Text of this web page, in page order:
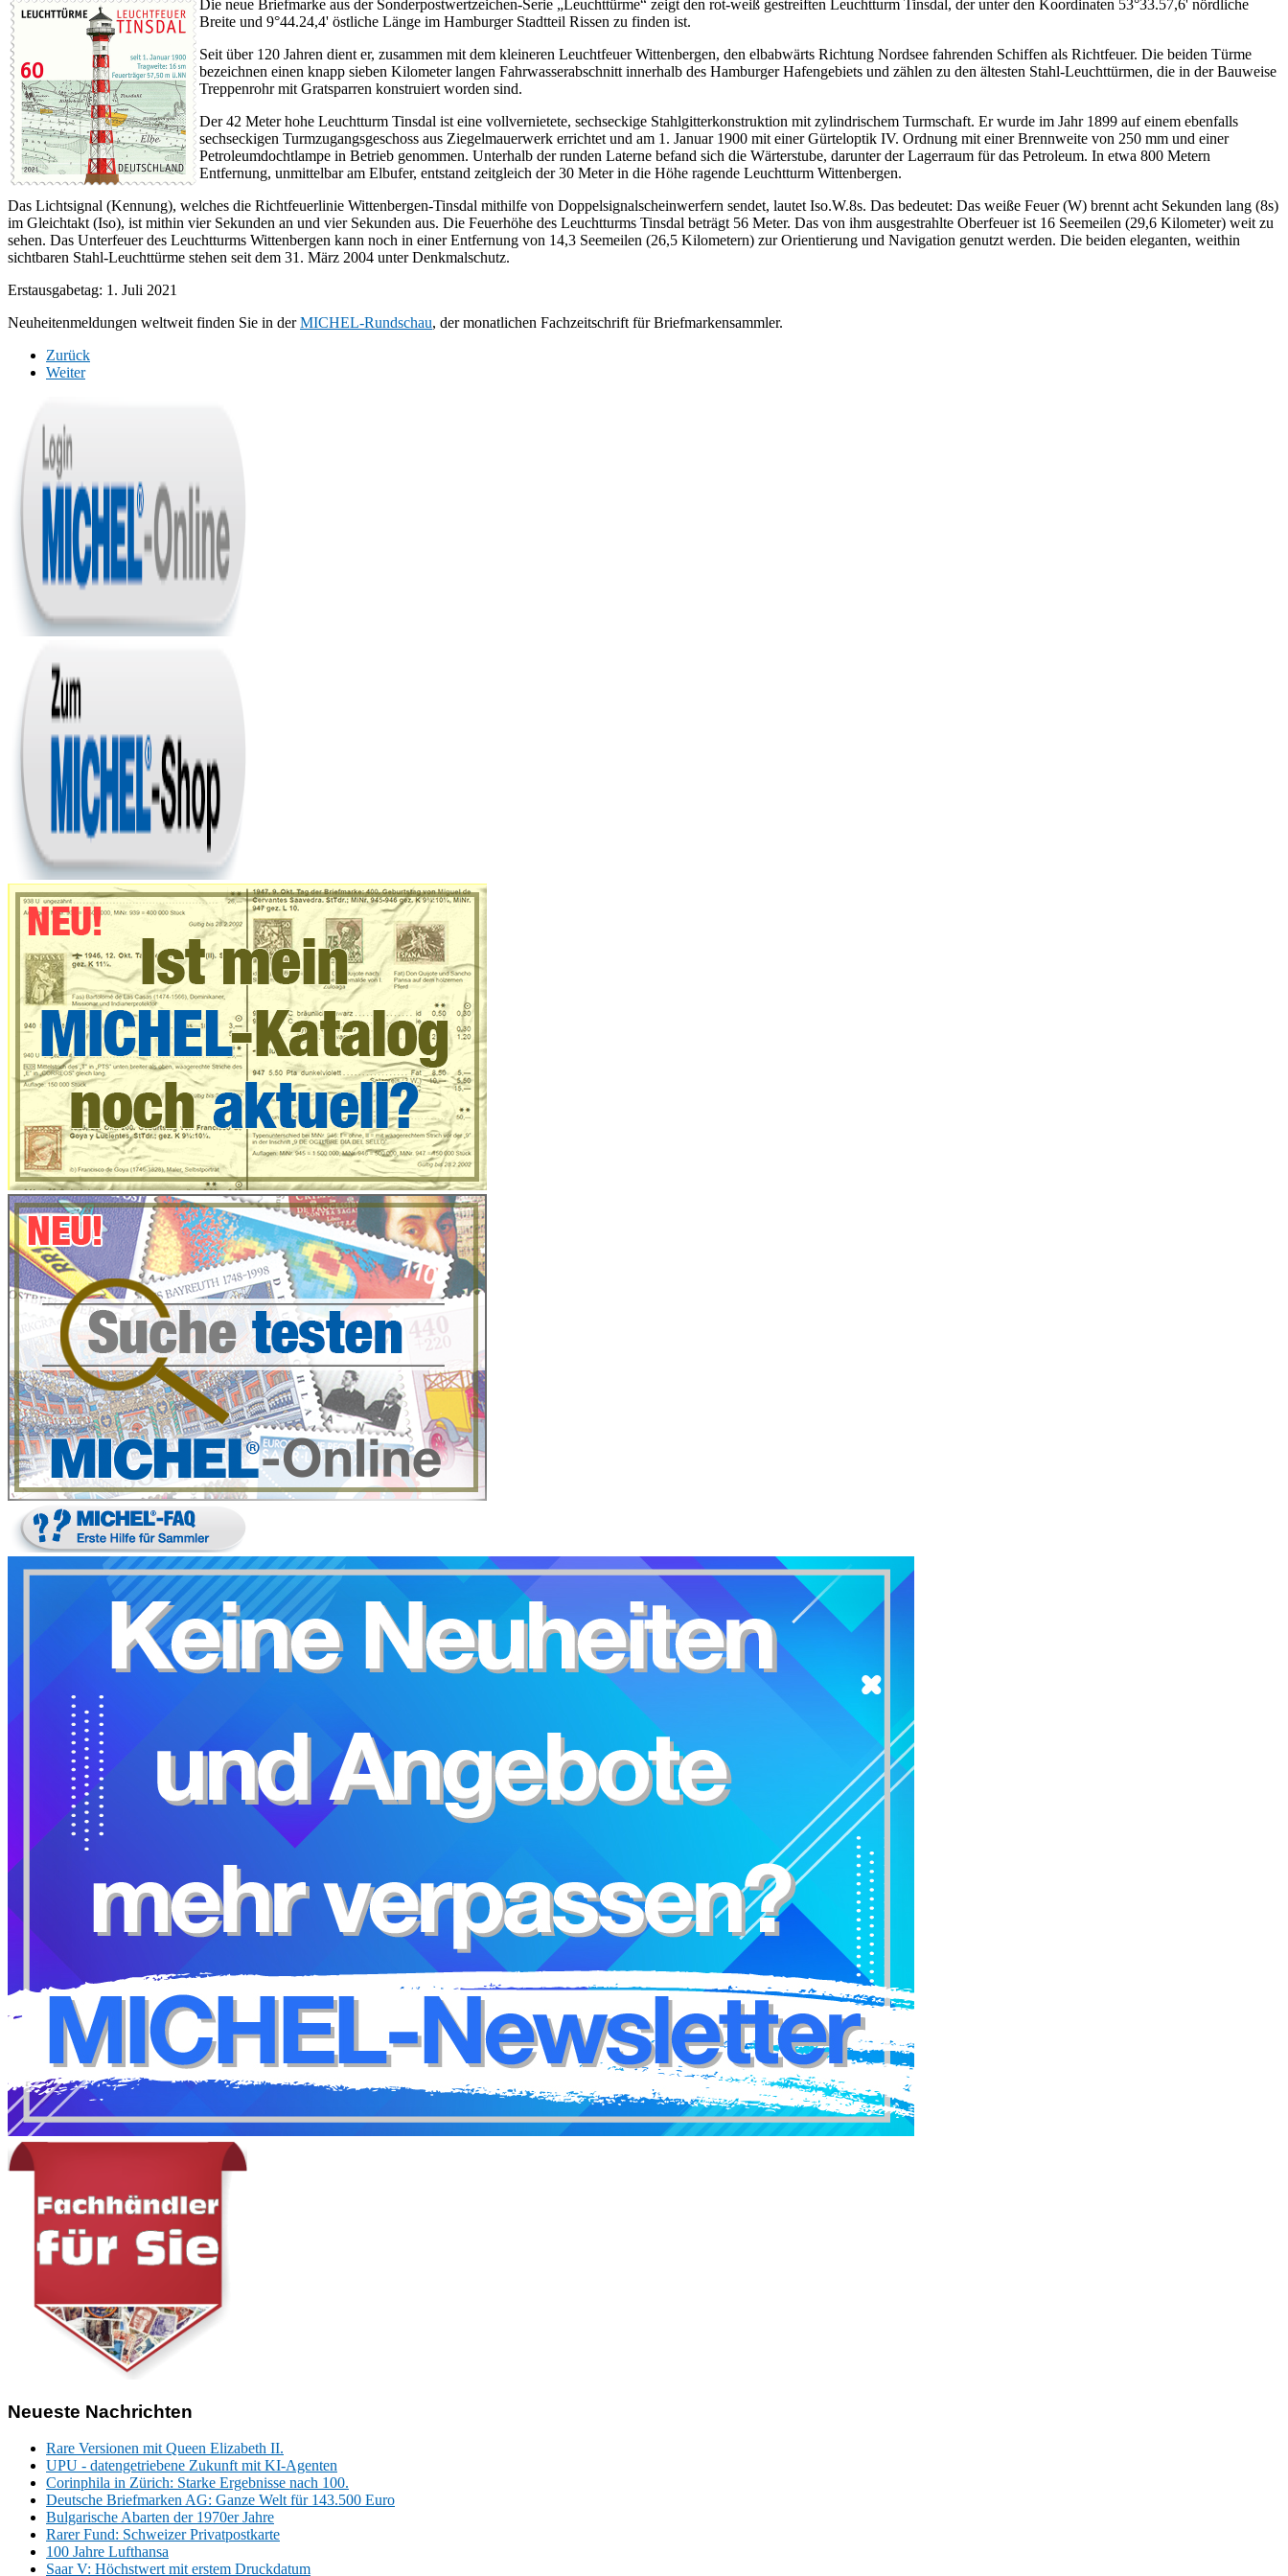
Die neue Briefmarke aus der Sonderpostwertzeichen-Serie „Leuchttürme“ zeigt den rot-weiß gestreiften Leuchtturm Tinsdal, der unter den Koordinaten 53°33.57,6' nördliche
Breite und 9°44.24,4' östliche Länge im Hamburger Stadtteil Rissen zu finden ist.
Seit über 120 Jahren dient er, zusammen mit dem kleineren Leuchtfeuer Wittenbergen, den elbabwärts Richtung Nordsee fahrenden Schiffen als Richtfeuer. Die beiden Türme
bezeichnen einen knapp sieben Kilometer langen Fahrwasserabschnitt innerhalb des Hamburger Hafengebiets und zählen zu den ältesten Stahl-Leuchttürmen, die in der Bauweise
Treppenrohr mit Gratsparren konstruiert worden sind.
Der 42 Meter hohe Leuchtturm Tinsdal ist eine vollvernietete, sechseckige Stahlgitterkonstruktion mit zylindrischem Turmschaft. Er wurde im Jahr 1899 auf einem ebenfalls
sechseckigen Turmzugangsgeschoss aus Ziegelmauerwerk errichtet und am 1. Januar 1900 mit einer Gürteloptik IV. Ordnung mit einer Brennweite von 250 mm und einer
Petroleumdochtlampe in Betrieb genommen. Unterhalb der runden Laterne befand sich die Wärterstube, darunter der Lagerraum für das Petroleum. In etwa 800 Metern
Entfernung, unmittelbar am Elbufer, entstand zeitgleich der 30 Meter in die Höhe ragende Leuchtturm Wittenbergen.
Das Lichtsignal (Kennung), welches die Richtfeuerlinie Wittenbergen-Tinsdal mithilfe von Doppelsignalscheinwerfern sendet, lautet Iso.W.8s. Das bedeutet: Das weiße Feuer (W) brennt acht Sekunden lang (8s)
im Gleichtakt (Iso), ist mithin vier Sekunden an und vier Sekunden aus. Die Feuerhöhe des Leuchtturms Tinsdal beträgt 56 Meter. Das von ihm ausgestrahlte Oberfeuer ist 16 Seemeilen (29,6 Kilometer) weit zu
sehen. Das Unterfeuer des Leuchtturms Wittenbergen kann noch in einer Entfernung von 14,3 Seemeilen (26,5 Kilometern) zur Orientierung und Navigation genutzt werden. Die beiden eleganten, weithin
sichtbaren Stahl-Leuchttürme stehen seit dem 31. März 2004 unter Denkmalschutz.
Erstausgabetag: 1. Juli 2021
Neuheitenmeldungen weltweit finden Sie in derMICHEL-Rundschau, der monatlichen Fachzeitschrift für Briefmarkensammler.
Zurück
Weiter
Neueste Nachrichten
Rare Versionen mit Queen Elizabeth II.
UPU - datengetriebene Zukunft mit KI-Agenten
Corinphila in Zürich: Starke Ergebnisse nach 100.
Deutsche Briefmarken AG: Ganze Welt für 143.500 Euro
Bulgarische Abarten der 1970er Jahre
Rarer Fund: Schweizer Privatpostkarte
100 Jahre Lufthansa
Saar V: Höchstwert mit erstem Druckdatum